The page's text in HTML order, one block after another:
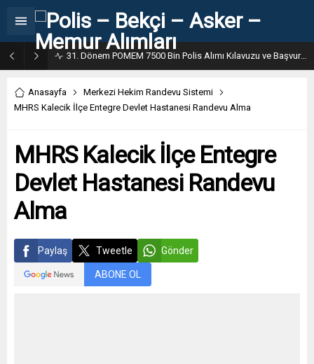
31. Dönem POMEM 7500 Bin Polis Alımı Kılavuzu ve Başvuru Ekranı
Anasayfa
Merkezi Hekim Randevu Sistemi
MHRS Kalecik İlçe Entegre Devlet Hastanesi Randevu Alma
MHRS Kalecik İlçe Entegre
Devlet Hastanesi Randevu
Alma
Paylaş Tweetle Gönder
ABONE OL